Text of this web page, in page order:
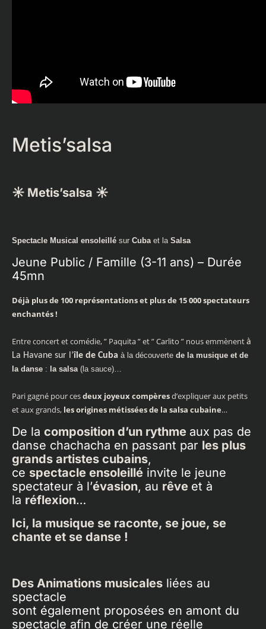
Metis’salsa
☀ Metis’salsa ☀
Spectacle Musical ensoleillé sur Cuba et la Salsa
Jeune Public / Famille (3-11 ans) – Durée
45mn
Déjà plus de 100 représentations et plus de 15 000 spectateurs
enchantés !
Entre concert et comédie, ” Paquita ” et ” Carlito ” nous emmènentà
La Havane sur l’île de Cuba à la découverte de la musique et de
la danse : la salsa (la sauce)…
Pari gagné pour cesdeux joyeux compèresd’expliquer aux petits
et aux grands, les origines métissées de la salsa cubaine…
De la composition d’un rythme aux pas de
danse chachacha en passant par les plus
grands artistes cubains,
ce spectacle ensoleillé invite le jeune
spectateur à l’évasion, au rêve et à
la réflexion…
Ici, la musique se raconte, se joue, se
chante et se danse !
Des Animations musicales liées au
spectacle
sont également proposées en amont du
spectacle afin de créer une réelle